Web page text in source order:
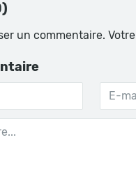
un commentaire.